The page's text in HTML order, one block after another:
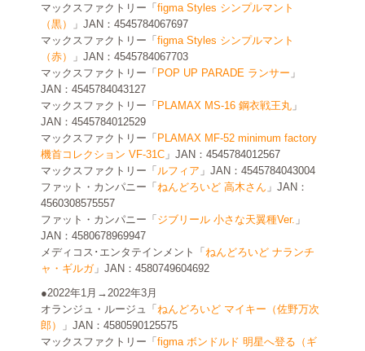
マックスファクトリー「 figma Styles シンプルマント
（黒）
」JAN：4545784067697
マックスファクトリー「 figma Styles シンプルマント
（赤）
」JAN：4545784067703
マックスファクトリー「 POP UP PARADE ランサー 」
JAN：4545784043127
マックスファクトリー「 PLAMAX MS-16 鋼衣戦王丸 」
JAN：4545784012529
マックスファクトリー「 PLAMAX MF-52 minimum factory
機首コレクション VF-31C 」JAN：4545784012567
マックスファクトリー「 ルフィア 」JAN：4545784043004
ファット・カンパニー「 ねんどろいど 高木さん 」JAN：
4560308575557
ファット・カンパニー「 ジブリール 小さな天翼種Ver. 」
JAN：4580678969947
メディコス･エンタテインメント「 ねんどろいど ナランチ
ャ・ギルガ」JAN：4580749604692
●2022年1月→2022年3月
オランジュ・ルージュ「 ねんどろいど マイキー（佐野万次
郎）
」JAN：4580590125575
マックスファクトリー「 figma ボンドルド 明星へ登る（ギ